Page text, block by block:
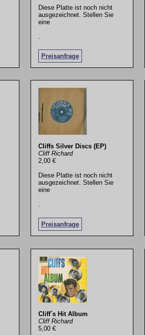
Diese Platte ist noch nicht
ausgezeichnet. Stellen Sie
eine
Preisanfrage
.
Cliffs Silver Discs (EP)
Cliff Richard
2,00 €
Diese Platte ist noch nicht
ausgezeichnet. Stellen Sie
eine
Preisanfrage
Cliff´s Hit Album
Cliff Richard
5,00 €